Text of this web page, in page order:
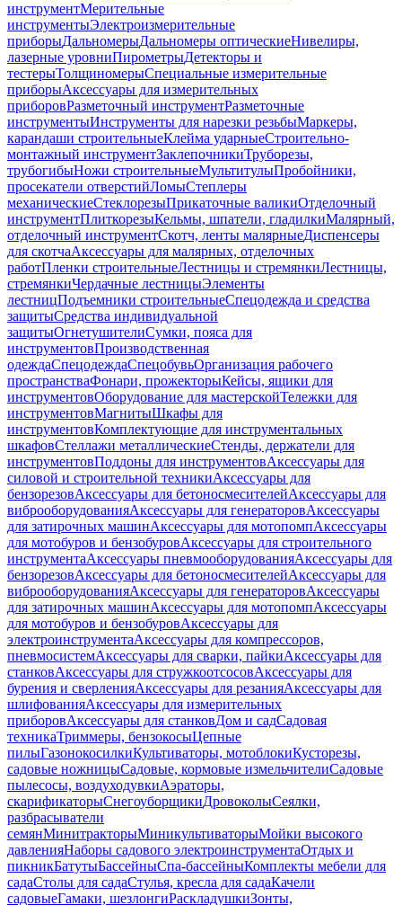
инструментМерительные
инструментыЭлектроизмерительные
приборыДальномерыДальномеры оптическиеНивелиры,
лазерные уровниПирометрыДетекторы и
тестерыТолщиномерыСпециальные измерительные
приборыАксессуары для измерительных
приборовРазметочный инструментРазметочные
инструментыИнструменты для нарезки резьбыМаркеры,
карандаши строительныеКлейма ударныеСтроительно-
монтажный инструментЗаклепочникиТруборезы,
трубогибыНожи строительныеМультитулыПробойники,
просекатели отверстийЛомыСтеплеры
механическиеСтеклорезыПрикаточные валикиОтделочный
инструментПлиткорезыКельмы, шпатели, гладилкиМалярный,
отделочный инструментСкотч, ленты малярныеДиспенсеры
для скотчаАксессуары для малярных, отделочных
работПленки строительныеЛестницы и стремянкиЛестницы,
стремянкиЧердачные лестницыЭлементы
лестницПодъемники строительныеСпецодежда и средства
защитыСредства индивидуальной
защитыОгнетушителиСумки, пояса для
инструментовПроизводственная
одеждаСпецодеждаСпецобувьОрганизация рабочего
пространстваФонари, прожекторыКейсы, ящики для
инструментовОборудование для мастерскойТележки для
инструментовМагнитыШкафы для
инструментовКомплектующие для инструментальных
шкафовСтеллажи металлическиеСтенды, держатели для
инструментовПоддоны для инструментовАксессуары для
силовой и строительной техникиАксессуары для
бензорезовАксессуары для бетоносмесителейАксессуары для
виброоборудованияАксессуары для генераторовАксессуары
для затирочных машинАксессуары для мотопомпАксессуары
для мотобуров и бензобуровАксессуары для строительного
инструментаАксессуары пневмооборудованияАксессуары для
бензорезовАксессуары для бетоносмесителейАксессуары для
виброоборудованияАксессуары для генераторовАксессуары
для затирочных машинАксессуары для мотопомпАксессуары
для мотобуров и бензобуровАксессуары для
электроинструментаАксессуары для компрессоров,
пневмосистемАксессуары для сварки, пайкиАксессуары для
станковАксессуары для стружкоотсосовАксессуары для
бурения и сверленияАксессуары для резанияАксессуары для
шлифованияАксессуары для измерительных
приборовАксессуары для станковДом и садСадовая
техникаТриммеры, бензокосыЦепные
пилыГазонокосилкиКультиваторы, мотоблокиКусторезы,
садовые ножницыСадовые, кормовые измельчителиСадовые
пылесосы, воздуходувкиАэраторы,
скарификаторыСнегоуборщикиДровоколыСеялки,
разбрасыватели
семянМинитракторыМиникультиваторыМойки высокого
давленияНаборы садового электроинструментаОтдых и
пикникБатутыБассейныСпа-бассейныКомплекты мебели для
садаСтолы для садаСтулья, кресла для садаКачели
садовыеГамаки, шезлонгиРаскладушкиЗонты,